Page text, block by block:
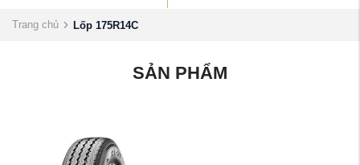
Trang chủ Lốp 175R14C
SẢN PHẨM